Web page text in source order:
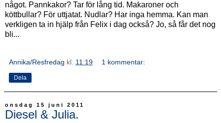
något. Pannkakor? Tar för lång tid. Makaroner och
köttbullar? För uttjatat. Nudlar? Har inga hemma. Kan man
verkligen ta in hjälp från Felix i dag också? Jo, så får det nog
bli...
Annika/Resfredag kl. 11:19 1 kommentar:
Dela
onsdag 15 juni 2011
Diesel & Julia.